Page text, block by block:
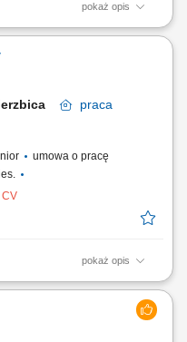
pokaż opis
projektów
rozwiązań
przepisami i wytycznymi.
praca
umowa o pracę
pokaż opis
księgowości zgodnie z
i księgowanie dokumentów,
dokumentów magazynowych.
i rachunkowym.